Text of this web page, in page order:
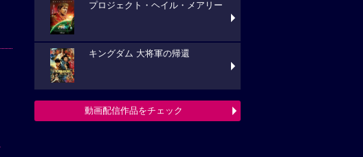
プロジェクト・ヘイル・メアリー
キングダム 大将軍の帰還
動画配信作品をチェック